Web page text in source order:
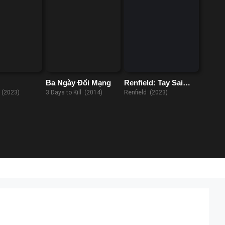
Ba Ngày Đổi Mạng
3 Days to Kill (2014)
Renfield: Tay Sai
Của Quỷ
Renfield (2023)